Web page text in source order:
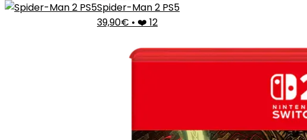
Spider-Man 2 PS5
39,90€ • ❤️ 12